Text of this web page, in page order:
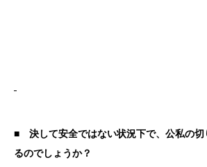
■ 決して安全ではない状況下で、公私の切
るのでしょうか？